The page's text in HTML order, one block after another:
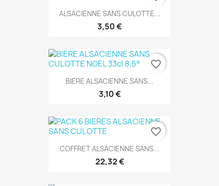
ALSACIENNE SANS CULOTTE...
3,50 €
BIERE ALSACIENNE SANS...
3,10 €
favorite_border
COFFRET ALSACIENNE SANS...
22,32 €
favorite_border